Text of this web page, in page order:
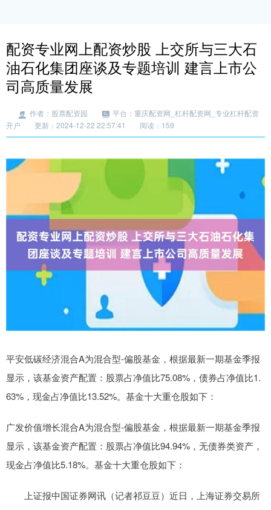
配资专业网上配资炒股 上交所与三大石
油石化集团座谈及专题培训 建言上市公
司高质量发展
作者：股票配资园
平台：重庆配资网_杠杆配资网_专业杠杆配资
开户
更新：2024-12-22 22:57:41 阅读：159
平安低碳经济混合A为混合型-偏股基金，根据最新一期基金季报
显示，该基金资产配置：股票占净值比75.08%，债券占净值比1.
63%，现金占净值比13.52%。基金十大重仓股如下：
广发价值增长混合A为混合型-偏股基金，根据最新一期基金季报
显示，该基金资产配置：股票占净值比94.94%，无债券类资产，
现金占净值比5.18%。基金十大重仓股如下：
上证报中国证券网讯（记者祁豆豆）近日，上海证券交易所